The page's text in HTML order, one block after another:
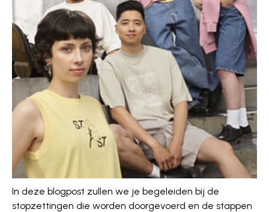
In deze blogpost zullen we je begeleiden bij de
stopzettingen die worden doorgevoerd en de stappen